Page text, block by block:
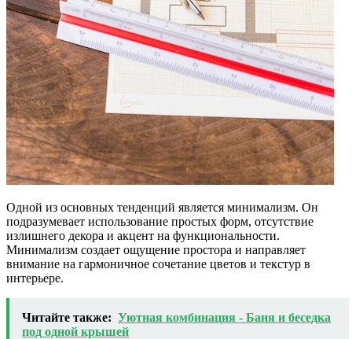
Одной из основных тенденций является минимализм. Он
подразумевает использование простых форм, отсутствие
излишнего декора и акцент на функциональности.
Минимализм создает ощущение простора и направляет
внимание на гармоничное сочетание цветов и текстур в
интерьере.
Читайте также: Уютная комбинация - Баня и беседка
под одной крышей